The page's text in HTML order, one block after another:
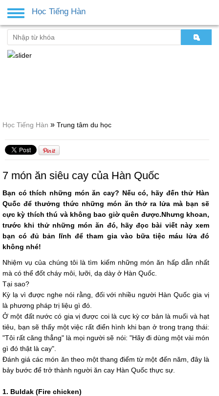
Học Tiếng Hàn » Trung tâm du học
7 món ăn siêu cay của Hàn Quốc
Bạn có thích những món ăn cay? Nếu có, hãy đến thử Hàn
Quốc để thưởng thức những món ăn thở ra lửa mà bạn sẽ
cực kỳ thích thú và không bao giờ quên được.Nhưng khoan,
trước khi thử những món ăn đó, hãy đọc bài viết này xem
bạn có đủ bản lĩnh để tham gia vào bữa tiệc máu lửa đó
không nhé!
Nhiệm vụ của chúng tôi là tìm kiếm những món ăn hấp dẫn nhất
mà có thể đốt cháy môi, lưỡi, dạ dày ở Hàn Quốc.
Tại sao?
Kỳ lạ vì được nghe nói rằng, đối với nhiều người Hàn Quốc gia vị
là phương pháp trị liệu gì đó.
Ở một đất nước có gia vị được coi là cực kỳ cơ bản là muối và hạt
tiêu, bạn sẽ thấy một việc rất điển hình khi bạn ở trong trạng thái:
"Tôi rất căng thẳng" là mọi người sẽ nói: "Hãy đi dùng một vài món
gì đó thật là cay".
Đánh giá các món ăn theo một thang điểm từ một đến năm, đây là
bảy bước để trở thành người ăn cay Hàn Quốc thực sự.
1. Buldak (Fire chicken)
Toggle
navigation
Học Tiếng Hàn